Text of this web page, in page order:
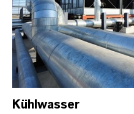
Kühlwasser